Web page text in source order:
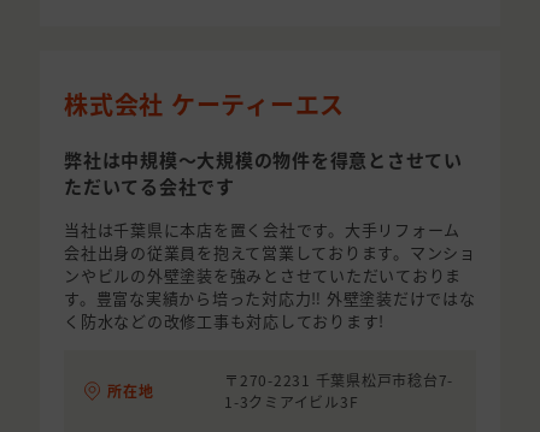
株式会社 ケーティーエス
弊社は中規模〜大規模の物件を得意とさせてい
ただいてる会社です
当社は千葉県に本店を置く会社です。大手リフォーム
会社出身の従業員を抱えて営業しております。マンショ
ンやビルの外壁塗装を強みとさせていただいておりま
す。豊富な実績から培った対応力‼︎ 外壁塗装だけではな
く防水などの改修工事も対応しております!
所在地
〒270-2231 千葉県松戸市稔台7-
1-3クミアイビル3F